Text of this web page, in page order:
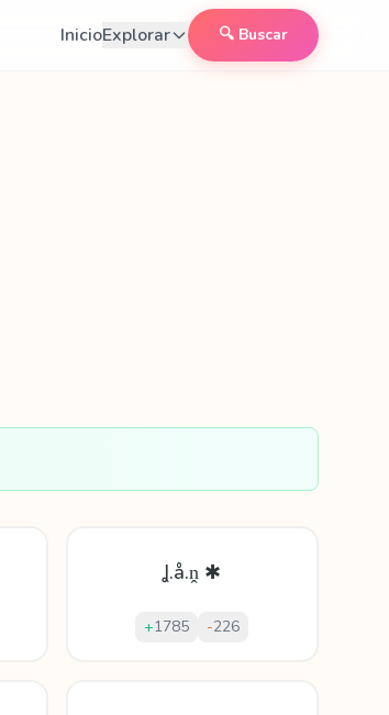
InicioExplorar 🔍 Buscar
Ʝ.å.ṋ ✱
+1785 -226